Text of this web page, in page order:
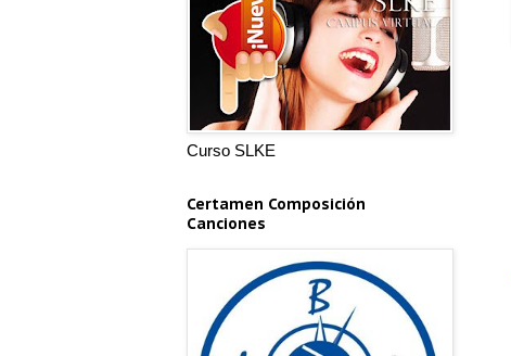
Curso SLKE
Certamen Composición
Canciones